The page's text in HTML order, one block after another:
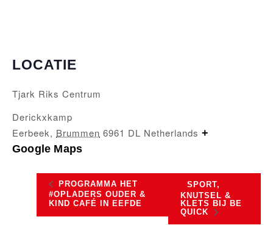
LOCATIE
Tjark Riks Centrum
Derickxkamp
Eerbeek, Brummen 6961 DL Netherlands +
Google Maps
PROGRAMMA HET
#OPLADERS OUDER &
KIND CAFÉ IN EEFDE
SPORT,
KNUTSEL &
KLETS BIJ BE
QUICK